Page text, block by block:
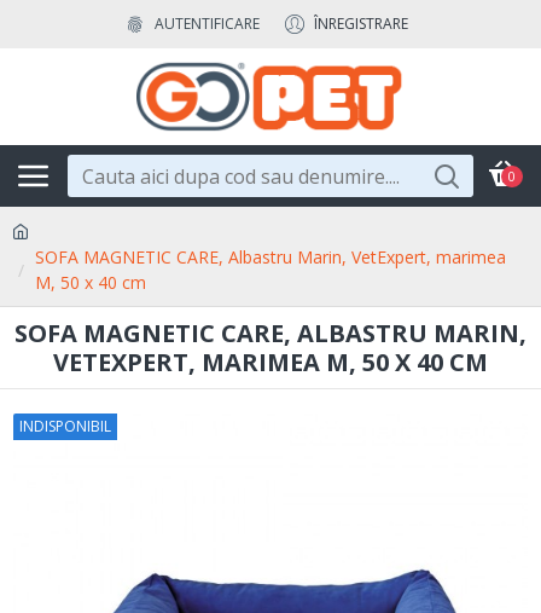
AUTENTIFICARE ÎNREGISTRARE
0
SOFA MAGNETIC CARE, Albastru Marin, VetExpert, marimea
M, 50 x 40 cm
SOFA MAGNETIC CARE, ALBASTRU MARIN,
VETEXPERT, MARIMEA M, 50 X 40 CM
INDISPONIBIL